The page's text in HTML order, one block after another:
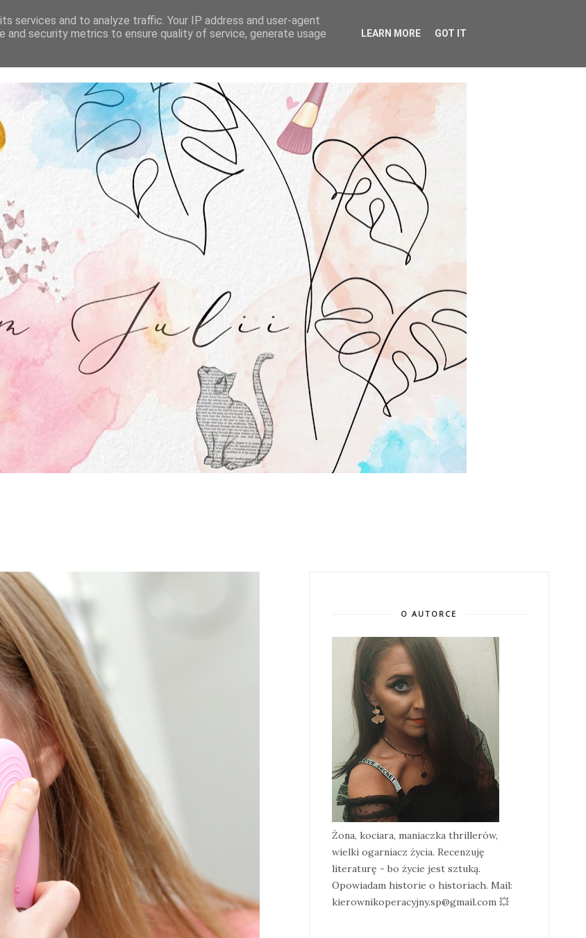
GŁÓWNA O MNIE WSPÓŁPRACA
O AUTORCE
Żona, kociara, maniaczka thrillerów,
wielki ogarniacz życia. Recenzuję
literaturę - bo życie jest sztuką.
Opowiadam historie o historiach. Mail:
kierownikoperacyjny.sp@gmail.com 💥
services and to analyze traffic. Your IP address and user-agent
and security metrics to ensure quality of service, generate usage
LEARN MORE GOT IT